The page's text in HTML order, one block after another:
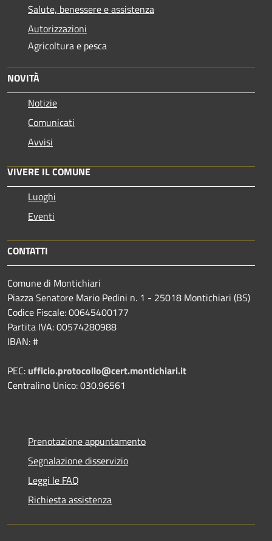
Salute, benessere e assistenza
Autorizzazioni
Agricoltura e pesca
NOVITÀ
Notizie
Comunicati
Avvisi
VIVERE IL COMUNE
Luoghi
Eventi
CONTATTI
Comune di Montichiari
Piazza Senatore Mario Pedini n. 1 - 25018 Montichiari (BS)
Codice Fiscale: 00645400177
Partita IVA: 00574280988
IBAN: #
PEC: ufficio.protocollo@cert.montichiari.it
Centralino Unico: 030.96561
Prenotazione appuntamento
Segnalazione disservizio
Leggi le FAQ
Richiesta assistenza